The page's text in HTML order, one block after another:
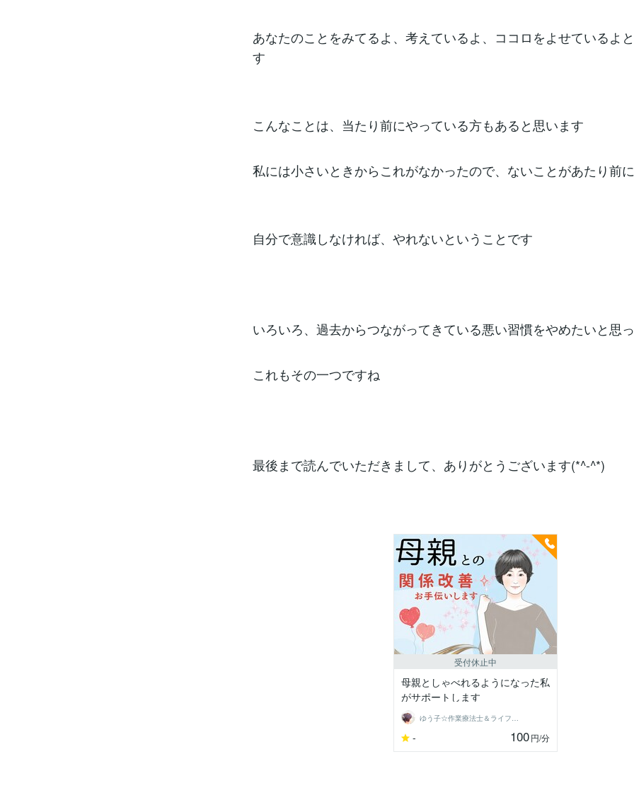
あなたのことをみてるよ、考えているよ、ココロをよせているよ
す
こんなことは、当たり前にやっている方もあると思います
私には小さいときからこれがなかったので、ないことがあたり前
自分で意識しなければ、やれないということです
いろいろ、過去からつながってきている悪い習慣をやめたいと思
これもその一つですね
最後まで読んでいただきまして、ありがとうございます(*^-^*)
受付休止中
母親としゃべれるようになった私
がサポートします
ゆう子☆作業療法士＆ライフコーチ
- 100円/分